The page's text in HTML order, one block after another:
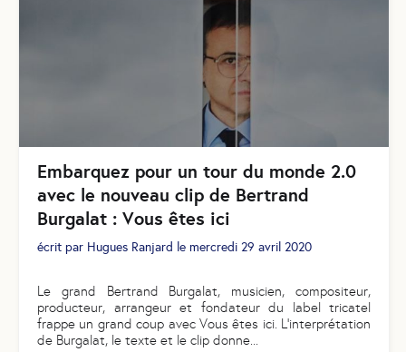
Embarquez pour un tour du monde 2.0
avec le nouveau clip de Bertrand
Burgalat : Vous êtes ici
écrit par Hugues Ranjard le mercredi 29 avril 2020
Le grand Bertrand Burgalat, musicien, compositeur,
producteur, arrangeur et fondateur du label tricatel
frappe un grand coup avec Vous êtes ici. L'interprétation
de Burgalat, le texte et le clip donne